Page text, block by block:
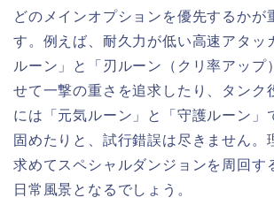
どのメインオプションを優先するかが
す。例えば、耐久力が低い高速アタッ
ルーン」と「刃ルーン（クリ率アップ
せて一撃の重さを追求したり、タンク
には「元気ルーン」と「守護ルーン」
固めたりと、試行錯誤は尽きません。
求めてスペシャルダンジョンを周回す
日常風景となるでしょう。